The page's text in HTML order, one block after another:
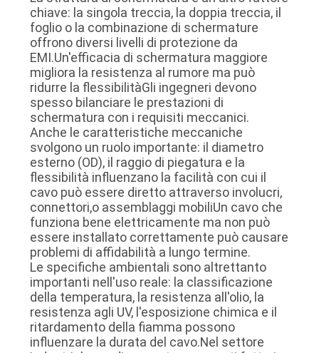
chiave: la singola treccia, la doppia treccia, il
foglio o la combinazione di schermature
offrono diversi livelli di protezione da
EMI.Un'efficacia di schermatura maggiore
migliora la resistenza al rumore ma può
ridurre la flessibilitàGli ingegneri devono
spesso bilanciare le prestazioni di
schermatura con i requisiti meccanici.
Anche le caratteristiche meccaniche
svolgono un ruolo importante: il diametro
esterno (OD), il raggio di piegatura e la
flessibilità influenzano la facilità con cui il
cavo può essere diretto attraverso involucri,
connettori,o assemblaggi mobiliUn cavo che
funziona bene elettricamente ma non può
essere installato correttamente può causare
problemi di affidabilità a lungo termine.
Le specifiche ambientali sono altrettanto
importanti nell'uso reale: la classificazione
della temperatura, la resistenza all'olio, la
resistenza agli UV, l'esposizione chimica e il
ritardamento della fiamma possono
influenzare la durata del cavo.Nel settore